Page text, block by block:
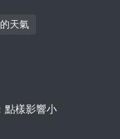
天氣
點樣影響小